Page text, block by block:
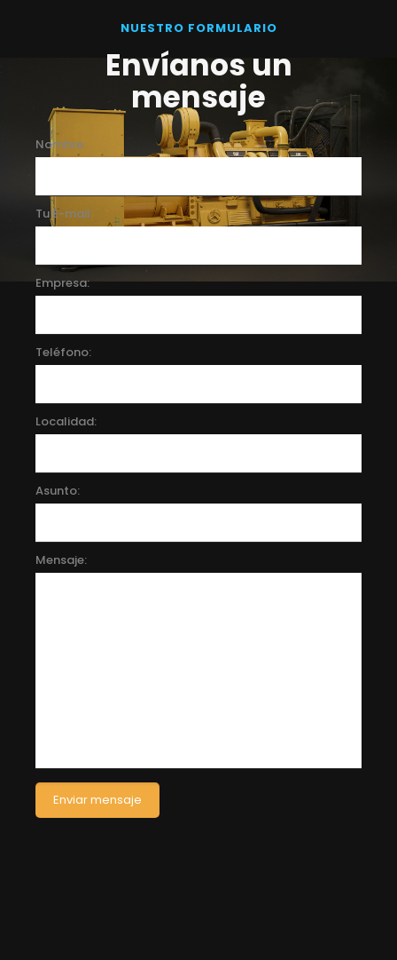
NUESTRO FORMULARIO
Envíanos un
mensaje
Nombre:
Tu E-mail:
Empresa:
Teléfono:
Localidad:
Asunto:
Mensaje: